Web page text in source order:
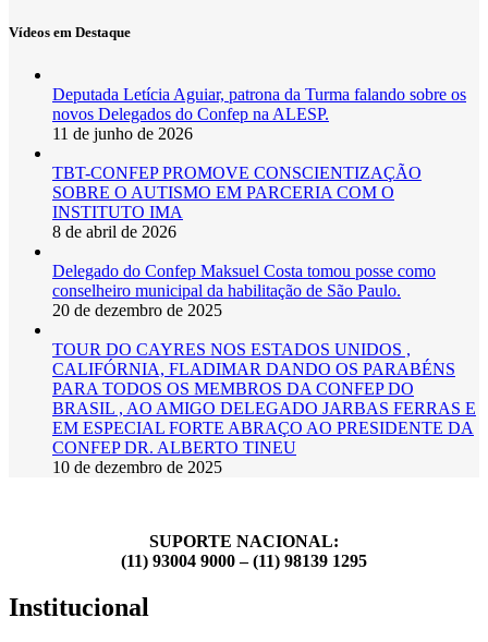
Vídeos em Destaque
Deputada Letícia Aguiar, patrona da Turma falando sobre os
novos Delegados do Confep na ALESP.
11 de junho de 2026
TBT-CONFEP PROMOVE CONSCIENTIZAÇÃO
SOBRE O AUTISMO EM PARCERIA COM O
INSTITUTO IMA
8 de abril de 2026
Delegado do Confep Maksuel Costa tomou posse como
conselheiro municipal da habilitação de São Paulo.
20 de dezembro de 2025
TOUR DO CAYRES NOS ESTADOS UNIDOS ,
CALIFÓRNIA, FLADIMAR DANDO OS PARABÉNS
PARA TODOS OS MEMBROS DA CONFEP DO
BRASIL , AO AMIGO DELEGADO JARBAS FERRAS E
EM ESPECIAL FORTE ABRAÇO AO PRESIDENTE DA
CONFEP DR. ALBERTO TINEU
10 de dezembro de 2025
SUPORTE NACIONAL:
(11) 93004 9000 – (11) 98139 1295
Institucional